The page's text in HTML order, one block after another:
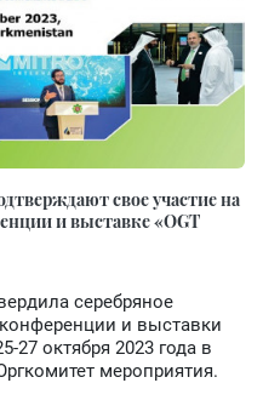
свое участие на
и выставке «OGT
серебряное
и выставки
27 октября 2023 года в
мероприятия.